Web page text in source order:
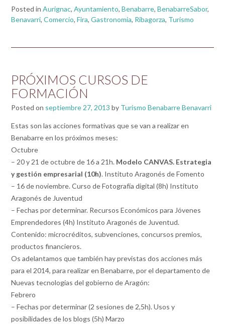
Posted in Aurignac, Ayuntamiento, Benabarre, BenabarreSabor,
Benavarri, Comercio, Fira, Gastronomía, Ribagorza, Turismo
PRÓXIMOS CURSOS DE
FORMACIÓN
Posted on septiembre 27, 2013 by Turismo Benabarre Benavarri
Estas son las acciones formativas que se van a realizar en
Benabarre en los próximos meses:
Octubre
– 20 y 21 de octubre de 16 a 21h. Modelo CANVAS. Estrategia
y gestión empresarial (10h). Instituto Aragonés de Fomento
– 16 de noviembre. Curso de Fotografía digital (8h) Instituto
Aragonés de Juventud
– Fechas por determinar. Recursos Económicos para Jóvenes
Emprendedores (4h) Instituto Aragonés de Juventud.
Contenido: microcréditos, subvenciones, concursos premios,
productos financieros.
Os adelantamos que también hay previstas dos acciones más
para el 2014, para realizar en Benabarre, por el departamento de
Nuevas tecnologías del gobierno de Aragón:
Febrero
– Fechas por determinar (2 sesiones de 2,5h). Usos y
posibilidades de los blogs (5h) Marzo